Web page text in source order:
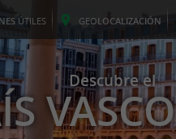
ÚTILES GEOLOCALIZACIÓN
Descubre el
VASCO